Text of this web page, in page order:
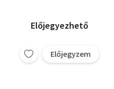
Előjegyezhető
Előjegyzem